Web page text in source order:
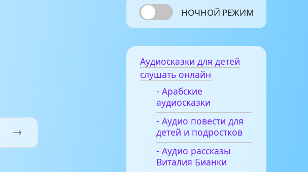
НОЧНОЙ РЕЖИМ
Аудиосказки для детей
слушать онлайн
- Арабские
аудиосказки
- Аудио повести для
детей и подростков
- Аудио рассказы
Виталия Бианки